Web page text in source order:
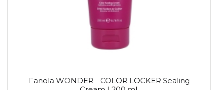
Fanola WONDER - COLOR LOCKER Sealing